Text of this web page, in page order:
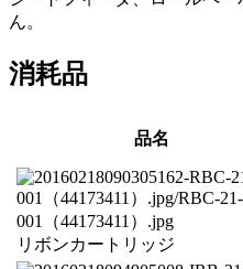
ん。
消耗品
品名
リボンカートリッジ